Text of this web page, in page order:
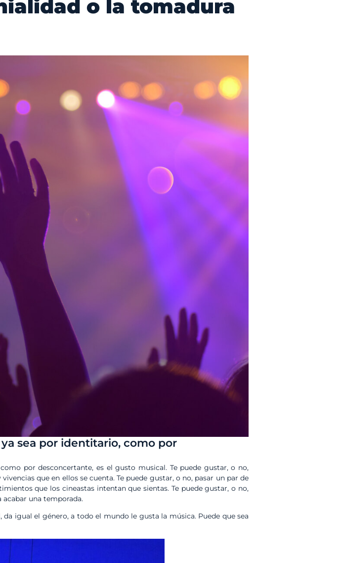
o la tomadura
sea por identitario, como por
por desconcertante, es el gusto musical. Te puede gustar, o no,
que en ellos se cuenta. Te puede gustar, o no, pasar un par de
que los cineastas intentan que sientas. Te puede gustar, o no,
acabar una temporada.
igual el género, a todo el mundo le gusta la música. Puede que sea